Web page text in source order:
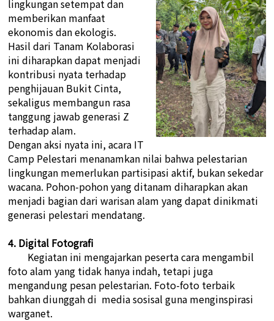
lingkungan setempat dan
memberikan manfaat
ekonomis dan ekologis.
Hasil dari Tanam Kolaborasi
ini diharapkan dapat menjadi
kontribusi nyata terhadap
penghijauan Bukit Cinta,
sekaligus membangun rasa
tanggung jawab generasi Z
terhadap alam.
Dengan aksi nyata ini, acara IT
Camp Pelestari menanamkan nilai bahwa pelestarian
lingkungan memerlukan partisipasi aktif, bukan sekedar
wacana. Pohon-pohon yang ditanam diharapkan akan
menjadi bagian dari warisan alam yang dapat dinikmati
generasi pelestari mendatang.
4. Digital Fotografi
Kegiatan ini mengajarkan peserta cara mengambil
foto alam yang tidak hanya indah, tetapi juga
mengandung pesan pelestarian. Foto-foto terbaik
bahkan diunggah di media sosisal guna menginspirasi
warganet.